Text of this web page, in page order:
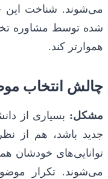
می‌شوند. شناخت این
شده توسط مشاوره
هموارتر کند.
چالش انتخاب
مشکل: بسیاری از
جدید باشد، هم از
توانایی‌های خودشان
می‌شوند. تکرار